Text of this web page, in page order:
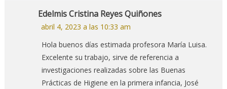
Edelmis Cristina Reyes Quiñones
abril 4, 2023 a las 10:33 am
Hola buenos días estimada profesora María Luisa.
Excelente su trabajo, sirve de referencia a
investigaciones realizadas sobre las Buenas
Prácticas de Higiene en la primera infancia, José